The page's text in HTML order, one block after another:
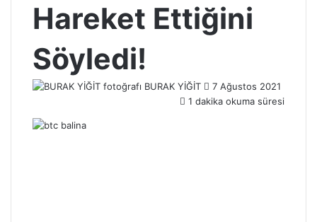
Hareket Ettiğini
Söyledi!
BURAK YİĞİT
Bir
e-
7 Ağustos 2021
1 dakika okuma süresi